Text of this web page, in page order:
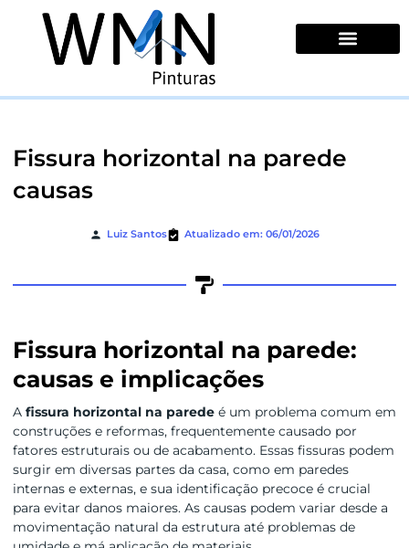
conteúdo
Fissura horizontal na parede
causas
Luiz Santos Atualizado em: 06/01/2026
Fissura horizontal na parede:
causas e implicações
A fissura horizontal na paredeé um problema comum em
construções e reformas, frequentemente causado por
fatores estruturais ou de acabamento. Essas fissuras podem
surgir em diversas partes da casa, como em paredes
internas e externas, e sua identificação precoce é crucial
para evitar danos maiores. As causas podem variar desde a
movimentação natural da estrutura até problemas de